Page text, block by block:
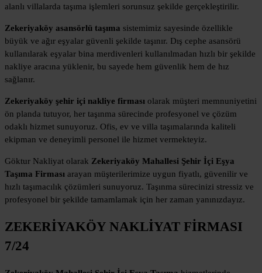
alanlı villalarda taşıma işlemleri sorunsuz şekilde gerçekleştirilir.
Zekeriyaköy asansörlü taşıma sistemimiz sayesinde özellikle
büyük ve ağır eşyalar güvenli şekilde taşınır. Dış cephe asansörü
kullanılarak eşyalar bina merdivenleri kullanılmadan hızlı bir şekilde
nakliye aracına yüklenir, bu sayede hem güvenlik hem de hız
sağlanır.
Zekeriyaköy şehir içi nakliye firması olarak müşteri memnuniyetini
ön planda tutuyor, her taşınma sürecinde profesyonel ve çözüm
odaklı hizmet sunuyoruz. Ofis, ev ve villa taşımalarında kaliteli
ekipman ve deneyimli personel ile hizmet vermekteyiz.
Göktur Nakliyat olarak Zekeriyaköy Mahallesi Şehir İçi Eşya
Taşıma Firması arayan müşterilerimize uygun fiyatlı, güvenilir ve
hızlı taşımacılık çözümleri sunuyoruz. Taşınma sürecinizi stressiz ve
profesyonel bir şekilde tamamlamak için her zaman yanınızdayız.
ZEKERİYAKÖY NAKLİYAT FİRMASI
7/24